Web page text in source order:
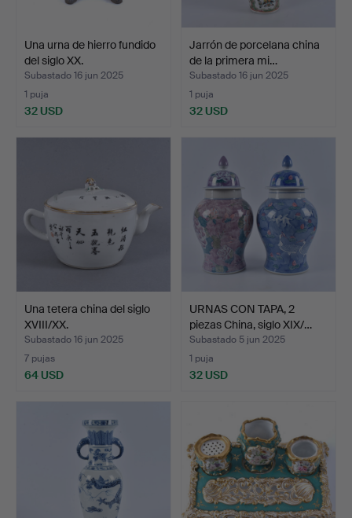
Una urna de hierro fundido
del siglo XX.
Subastado 16 jun 2025
1 puja
32 USD
Jarrón de porcelana china
de la primera mi…
Subastado 16 jun 2025
1 puja
32 USD
Una tetera china del siglo
XVIII/XX.
Subastado 16 jun 2025
7 pujas
64 USD
URNAS CON TAPA, 2
piezas China, siglo XIX/…
Subastado 5 jun 2025
1 puja
32 USD